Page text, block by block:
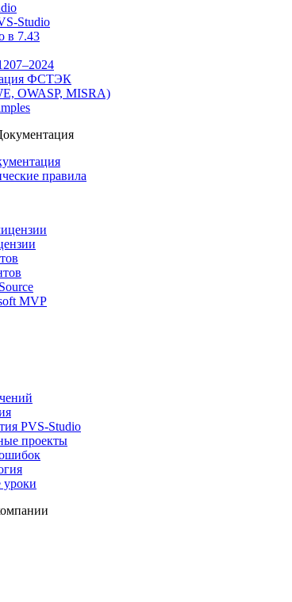
Studio
в 7.43
ФСТЭК
OWASP, MISRA)
правила
MVP
PVS-Studio
проекты
уроки